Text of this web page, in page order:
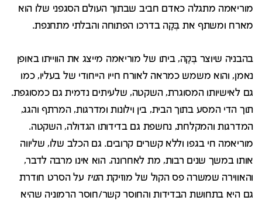
מוריאמה מתגלה כאדם חביב שבתוך העולם הסגפני שלו הוא
מארח ומשתף את בֶּקָה בדרכו הפתוחה והבלתי מתחנפת.
בהבניה שיוצר בֶּקָה, ביתו של מוריאמה מייצג את הווייתו באופן
נאמן, והוא משמש כמראה לאורח חייו הייחודי של בעליו, כמו
גם לאישיותו המסוגרת, השקטה, שלעיתים נדמית גם כמסוגפת.
תוך הדי המסע בתוך הבית, בין וילונות ומדרגות, המרתף והגג,
המדרגות והמקלחת, נחשפת גם בדידותו הגדולה, השקטה.
מוריאמה חי בגפו וללא קשרים קרובים. גם הכלב שלו, שליווה
אותו במשך שנים רבות, מת לאחרונה. הוא אינו מרבה לדבר,
והאווירה שמשרה פס הקול של מוזיקת הנויז על הסרט חודרת
גם היא בתחושת הבדידות והחוסר קשר/חוסר הרמוניה שהיא